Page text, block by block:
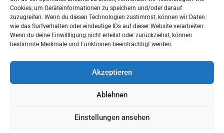
Cookies, um Geräteinformationen zu speichern und/oder darauf
zuzugreifen. Wenn du diesen Technologien zustimmst, können wir Daten
wie das Surfverhalten oder eindeutige IDs auf dieser Website verarbeiten.
Wenn du deine Einwillligung nicht erteilst oder zurückziehst, können
bestimmte Merkmale und Funktionen beeinträchtigt werden.
Akzeptieren
Ablehnen
Einstellungen ansehen
Ich habe die
Datenschutzerklärung zur
Kenntnis genommen